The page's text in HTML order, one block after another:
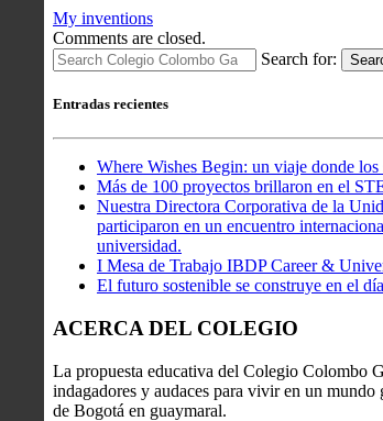
My inventions
Comments are closed.
Search for:
Entradas recientes
Where Wishes Begin: un viaje donde los
Más de 100 proyectos brillaron en el
Nuestra Directora Corporativa de la
participaron en un encuentro
universidad.
I Mesa de Trabajo IBDP Career &
El futuro sostenible se construye en el
ACERCA DEL COLEGIO
La propuesta educativa del Colegio Colombo
indagadores y audaces para vivir en un
de Bogotá en guaymaral.